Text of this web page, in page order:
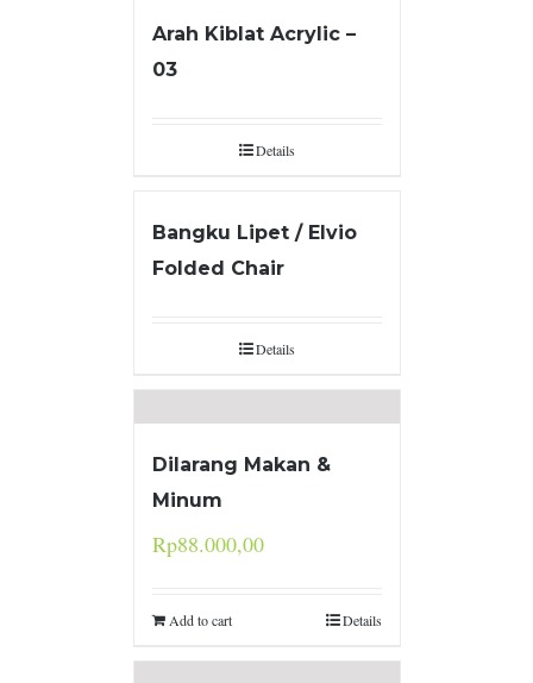
Arah Kiblat Acrylic –
03
Details
Bangku Lipet / Elvio
Folded Chair
Details
Dilarang Makan &
Minum
Rp88.000,00
Add to cart Details